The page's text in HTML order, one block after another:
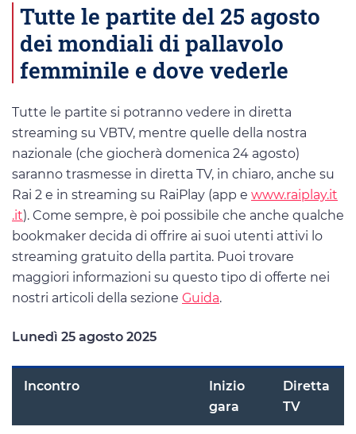
Tutte le partite del 25 agosto
dei mondiali di pallavolo
femminile e dove vederle
Tutte le partite si potranno vedere in diretta
streaming su VBTV, mentre quelle della nostra
nazionale (che giocherà domenica 24 agosto)
saranno trasmesse in diretta TV, in chiaro, anche su
Rai 2 e in streaming su RaiPlay (app e www.raiplay.it
.it). Come sempre, è poi possibile che anche qualche
bookmaker decida di offrire ai suoi utenti attivi lo
streaming gratuito della partita. Puoi trovare
maggiori informazioni su questo tipo di offerte nei
nostri articoli della sezione Guida.
Lunedì 25 agosto 2025
Incontro
Inizio
gara
Diretta
TV